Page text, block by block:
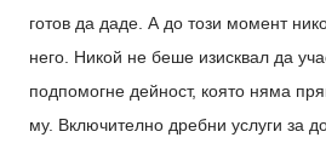
готов да даде. А до този момент
него. Никой не беше изисквал да
подпомогне дейност, която няма
му. Включително дребни услуги за